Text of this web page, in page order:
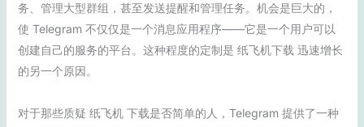
务、管理大型群组，甚至发送提醒和管理任务。机会是巨大的，
使 Telegram 不仅仅是一个消息应用程序——它是一个用户可以
创建自己的服务的平台。这种程度的定制是 纸飞机下载 迅速增长
的另一个原因。
对于那些质疑 纸飞机 下载是否简单的人，Telegram 提供了一种